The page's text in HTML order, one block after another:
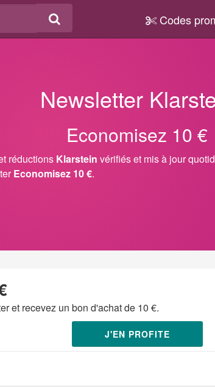
Codes
Newsletter
Economisez 10 €
réductions Klarstein vérifiés et mis à jour
Economisez 10 €.
et recevez un bon d'achat de 10 €.
J'EN PROFITE